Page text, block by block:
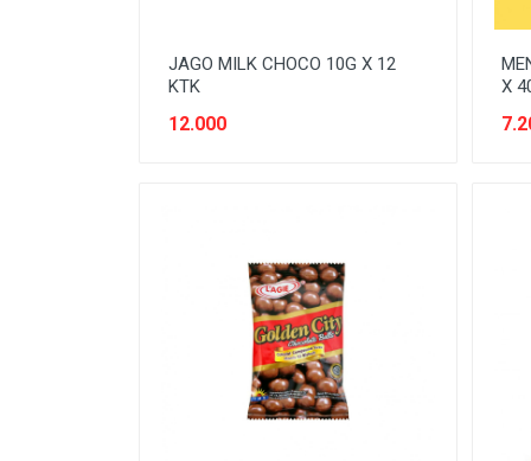
SNACK
SPARE-PARTS KENDARAAN
TISSUE & KAPAS
JAGO MILK CHOCO 10G X 12
KTK
12.000
X